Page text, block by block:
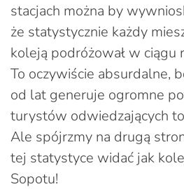
stacjach można by
że statystycznie każdy
koleją podróżował w ciągu
To oczywiście absurdalne,
od lat generuje ogromne
turystów odwiedzających
Ale spójrzmy na drugą
tej statystyce widać jak
Sopotu!